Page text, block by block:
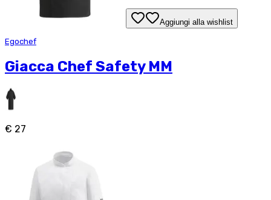
Aggiungi alla wishlist
Egochef
Giacca Chef Safety MM
€ 27